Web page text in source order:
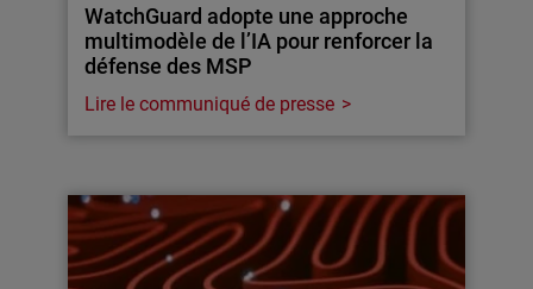
WatchGuard adopte une approche
multimodèle de l’IA pour renforcer la
défense des MSP
Lire le communiqué de presse